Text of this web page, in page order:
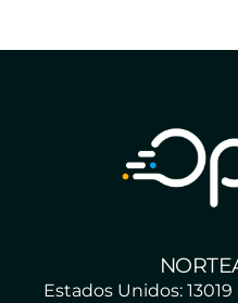
Estados Unidos: